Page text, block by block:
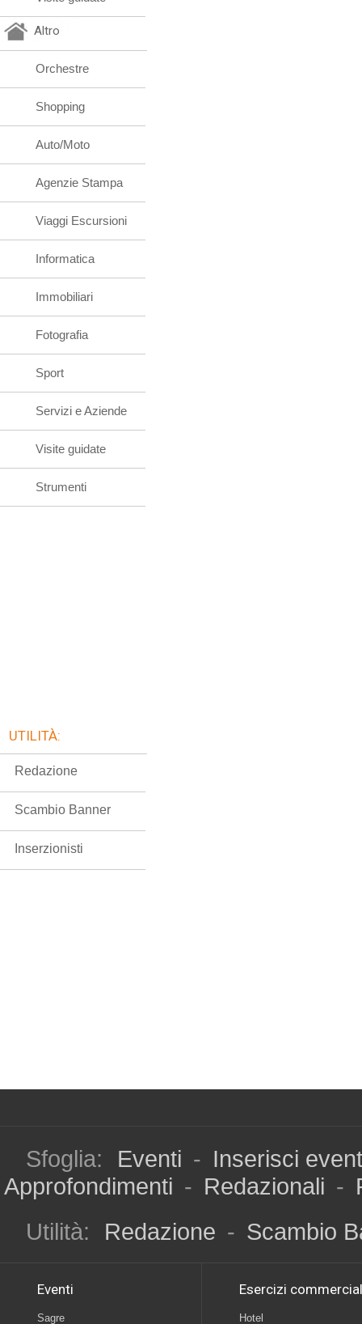
Altro
Orchestre
Shopping
Auto/Moto
Agenzie Stampa
Viaggi Escursioni
Informatica
Immobiliari
Fotografia
Sport
Servizi e Aziende
Visite guidate
Strumenti
UTILITÀ:
Redazione
Scambio Banner
Inserzionisti
Sfoglia: Eventi - Inserisci
Approfondimenti - Redazionali -
Utilità:
Redazione - Scambio
Eventi
Sagre
Esercizi
Hotel